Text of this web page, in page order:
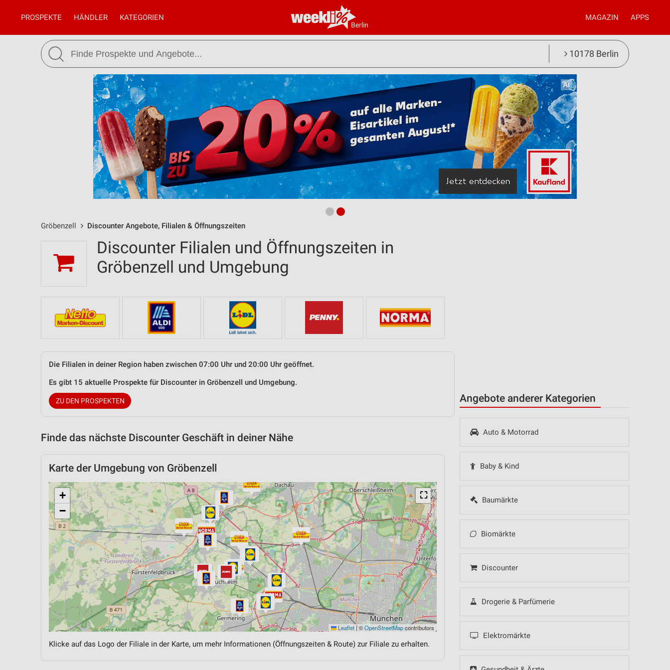
Berlin
PROSPEKTE HÄNDLER KATEGORIEN MAGAZIN APPS
10178 Berlin
Gröbenzell Discounter Angebote, Filialen & Öffnungszeiten
Angebote anderer Kategorien
Auto & Motorrad
Baby & Kind
Baumärkte
Biomärkte
Discounter
Drogerie & Parfümerie
Elektromärkte
Discounter Filialen und Öffnungszeiten in
Gröbenzell und Umgebung
Die Filialen in deiner Region haben zwischen 07:00 Uhr und 20:00 Uhr geöffnet.
Es gibt 15 aktuelle Prospekte für Discounter in Gröbenzell und Umgebung.
ZU DEN PROSPEKTEN
Finde das nächste Discounter Geschäft in deiner Nähe
Karte der Umgebung von Gröbenzell
⛶
+
−
Leaflet | ©OpenStreetMapcontributors
Klicke auf das Logo der Filiale in der Karte, um mehr Informationen (Öffnungszeiten & Route) zur Filiale zu erhalten.